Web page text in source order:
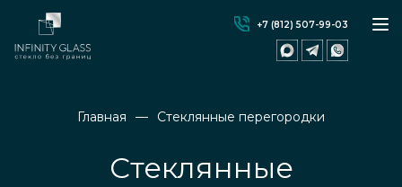
+7 (812) 507-99-03
Главная Стеклянные перегородки
Стеклянные